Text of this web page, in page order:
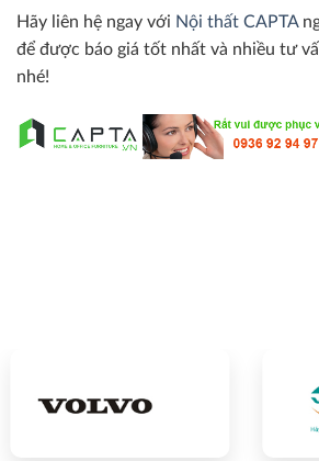
Hãy liên hệ ngay với Nội thất CAPTA
để được báo giá tốt nhất và nhiều tư
nhé!